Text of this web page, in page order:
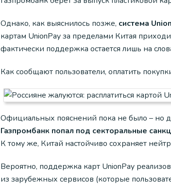
Однако, как выяснилось позже, система
картам UnionPay за пределами Китая
фактически поддержка остается лишь на
Как сообщают пользователи, оплатить
Официальных пояснений пока не было – но
Газпромбанк попал под секторальные
К тому же, Китай настойчиво сохраняет
Вероятно, поддержка карт UnionPay
из зарубежных сервисов (которые